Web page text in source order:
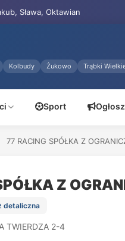
Sława, Oktawian
Kolbudy Żukowo Trąbki
Sport
77 RACING SPÓŁKA Z
Z
detaliczna
TWIERDZA 2-4